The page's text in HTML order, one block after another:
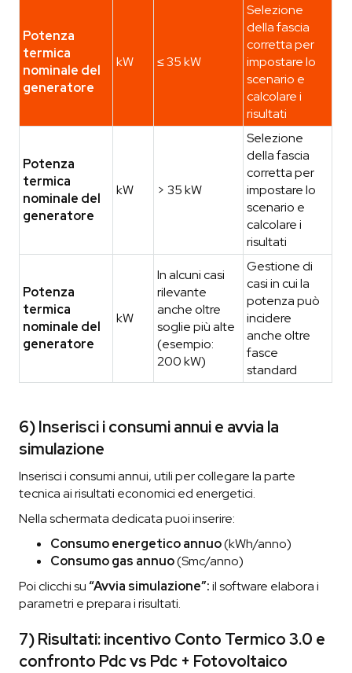
Potenza
termica
nominale del
generatore
kW ≤ 35 kW
Selezione
della fascia
corretta per
impostare lo
scenario e
calcolare i
risultati
Potenza
termica
nominale del
generatore
kW > 35 kW
Selezione
della fascia
corretta per
impostare lo
scenario e
calcolare i
risultati
Potenza
termica
nominale del
generatore
kW
In alcuni casi
rilevante
anche oltre
soglie più alte
(esempio:
200 kW)
Gestione di
casi in cui la
potenza può
incidere
anche oltre
fasce
standard
6) Inserisci i consumi annui e avvia la
simulazione
Inserisci i consumi annui, utili per collegare la parte
tecnica ai risultati economici ed energetici.
Nella schermata dedicata puoi inserire:
Consumo energetico annuo(kWh/anno)
Consumo gas annuo(Smc/anno)
Poi clicchi su“Avvia simulazione”:il software elabora i
parametri e prepara i risultati.
7) Risultati: incentivo Conto Termico 3.0 e
confronto Pdc vs Pdc + Fotovoltaico